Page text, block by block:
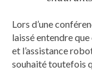
Lors d’une
laissé entendre
et l’assistance
souhaité toutefois